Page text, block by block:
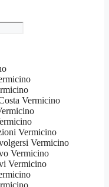
Vermicino
Vermicino
Vermicino
Vermicino
Vermicino